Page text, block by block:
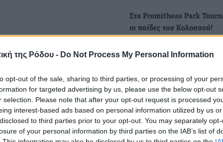
της Ρόδου - Do Not Process My Personal Information
opt-out of the sale, sharing to third parties, or processing of your
for targeted advertising by us, please use the below opt-out
selection. Please note that after your opt-out request is processed
interest-based ads based on personal information utilized by us
to third parties prior to your opt-out. You may separately
of your personal information by third parties on the IAB’s list of
Στο Promitheas Park
οι παίδες του Κολοσσού!
Προμηθέα Πάτρας θα